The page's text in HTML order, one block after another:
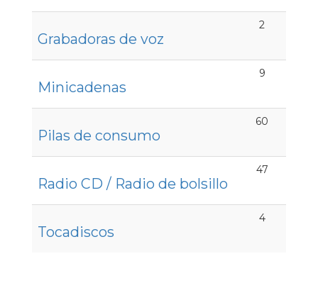
Grabadoras de voz
2
Minicadenas
9
Pilas de consumo
60
Radio CD / Radio de bolsillo
47
Tocadiscos
4